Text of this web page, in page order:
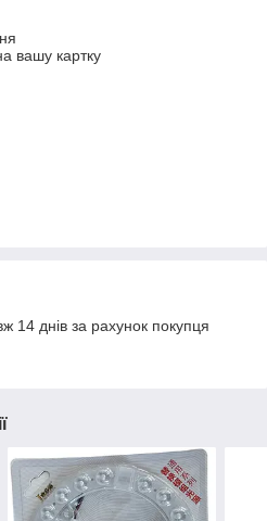
вашу картку
14 днів за рахунок покупця